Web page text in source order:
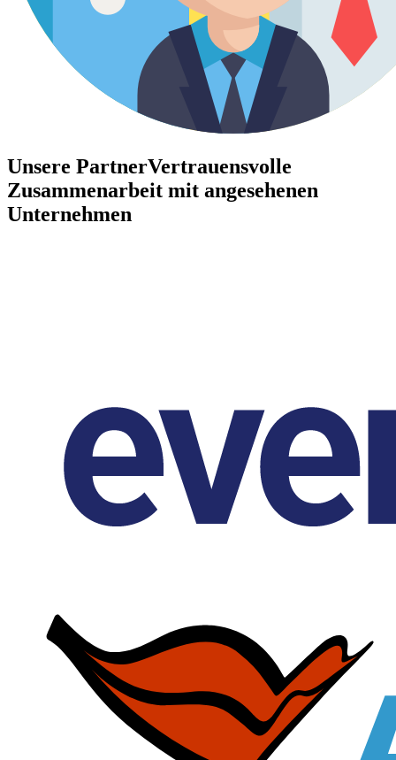
Unsere PartnerVertrauensvolle
Zusammenarbeit mit angesehenen
Unternehmen